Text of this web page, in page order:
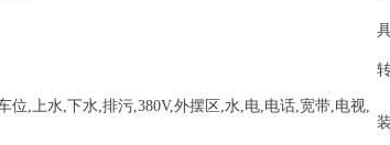
位,上水,下水,排污,380V,外摆区,水,电,电话,宽带,电视,